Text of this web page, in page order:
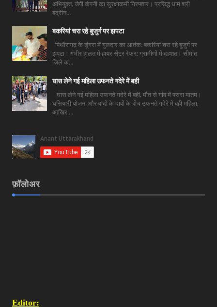
अभियुक्त, जेपी कंपनी का सुरक्षाकर्मी गिरफ्तार। प्रसिद्ध धाम श्री
बद्रीन...
बकरियां चरा रहे बुजुर्ग पर झपटा
पिथौरागढ़ के डूंगरा में गुलदार का आतंक: बकरियां चरा रहे बुजुर्ग पर
झपटा। गंभीर हालत में हायर सेंटर रेफर; ग्रामीणों में दहशत। सीमांत
जिले क...
घास लेने गई महिला उफनते गदेरे में बही
घास लेने गई महिला उफनते गदेरे में बही, मौत से गांव में पसरा मातम।
घसियारी योजना और वादों के दावों के बीच उफनते गदेरे में बही महिला,
आखिर ...
फ़ॉलोअर
Editor: